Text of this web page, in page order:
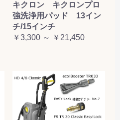
キクロン キクロンプロ
強洗浄用パッド 13イン
チ/15インチ
￥3,300 ～ ￥21,450